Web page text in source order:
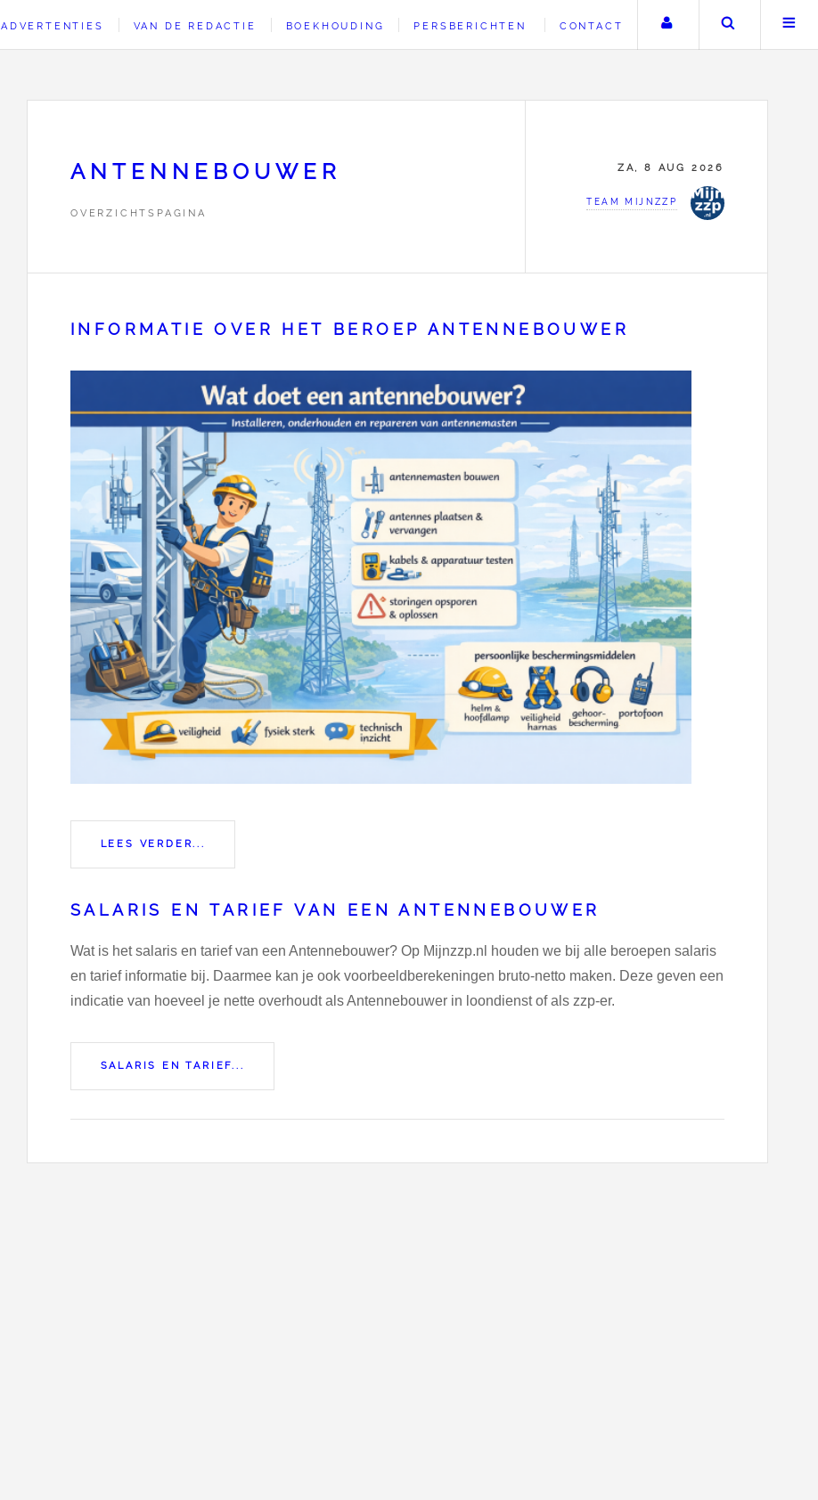
ADVERTENTIES VAN DE REDACTIE BOEKHOUDING PERSBERICHTEN CONTACT Uw accountZoeken
ANTENNEBOUWER
OVERZICHTSPAGINA
ZA, 8 AUG 2026
TEAM MIJNZZP
INFORMATIE OVER HET BEROEP ANTENNEBOUWER
LEES VERDER...
SALARIS EN TARIEF VAN EEN ANTENNEBOUWER
Wat is het salaris en tarief van een Antennebouwer? Op Mijnzzp.nl houden we bij alle beroepen salaris
en tarief informatie bij. Daarmee kan je ook voorbeeldberekeningen bruto-netto maken. Deze geven een
indicatie van hoeveel je nette overhoudt als Antennebouwer in loondienst of als zzp-er.
SALARIS EN TARIEF...